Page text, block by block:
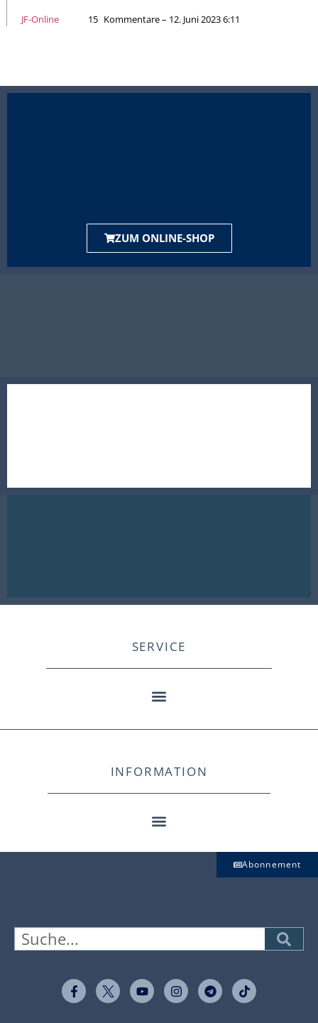
JF-Online 15 Kommentare – 12. Juni 2023 6:11
ZUM ONLINE-SHOP
SERVICE
INFORMATION
Abonnement